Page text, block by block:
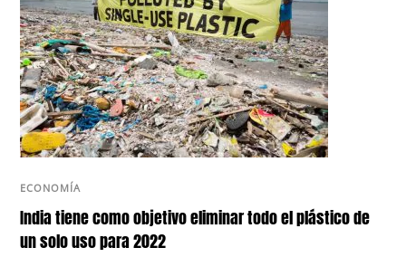
ECONOMÍA
India tiene como objetivo eliminar todo el plástico de
un solo uso para 2022